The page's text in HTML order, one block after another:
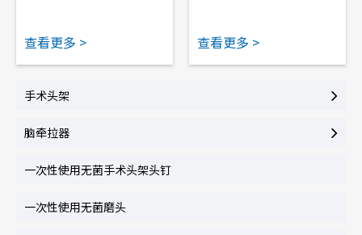
查看更多 > 查看更多 >
手术头架
脑牵拉器
一次性使用无菌手术头架头钉
一次性使用无菌磨头